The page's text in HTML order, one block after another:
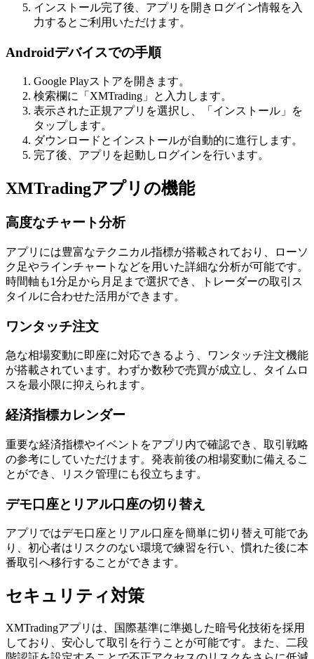
インストール完了後、アプリを開きログイン情報を入
力するとご利用いただけます。
Androidデバイスでの手順
Google Playストアを開きます。
検索欄に「XMTrading」と入力します。
表示された正規アプリを選択し、「インストール」を
タップします。
ダウンロードとインストールが自動的に進行します。
完了後、アプリを起動しログインを行います。
XMTradingアプリの機能
高度なチャート分析
アプリには豊富なテクニカル指標が搭載されており、ローソ
ク足やラインチャートなどを用いた詳細な分析が可能です。
時間軸も1分足から月足まで選択でき、トレーダーの取引ス
タイルに合わせた活用ができます。
ワンタッチ注文
急な相場変動に即座に対応できるよう、ワンタッチ注文機能
が搭載されています。わずか数秒で売買が成立し、タイムロ
スを最小限に抑えられます。
経済指標カレンダー
重要な経済指標やイベントをアプリ内で確認でき、取引戦略
の参考にしていただけます。発表前後の相場変動に備えるこ
とができ、リスク管理にも役立ちます。
デモ口座とリアル口座の切り替え
アプリではデモ口座とリアル口座を簡単に切り替え可能であ
り、初心者はリスクのない環境で練習を行い、慣れた後に本
番取引へ移行することができます。
セキュリティ対策
XMTradingアプリは、国際基準に準拠した暗号化技術を採用
しており、安心して取引を行うことが可能です。また、二段